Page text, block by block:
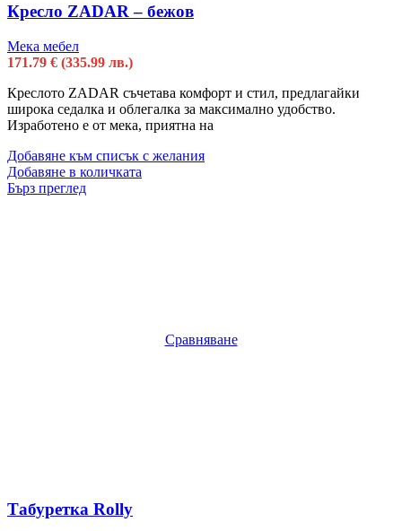
Кресло ZADAR – бежов
Мека мебел
171.79 € (335.99 лв.)
Креслото ZADAR съчетава комфорт и стил, предлагайки
широка седалка и облегалка за максимално удобство.
Изработено е от мека, приятна на
Добавяне към списък с желания
Добавяне в количката
Бърз преглед
Сравняване
Табуретка Rolly